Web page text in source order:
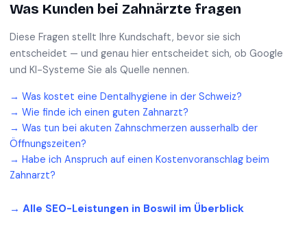
Was Kunden bei Zahnärzte fragen
Diese Fragen stellt Ihre Kundschaft, bevor sie sich
entscheidet — und genau hier entscheidet sich, ob Google
und KI-Systeme Sie als Quelle nennen.
→ Was kostet eine Dentalhygiene in der Schweiz?
→ Wie finde ich einen guten Zahnarzt?
→ Was tun bei akuten Zahnschmerzen ausserhalb der
Öffnungszeiten?
→ Habe ich Anspruch auf einen Kostenvoranschlag beim
Zahnarzt?
→ Alle SEO-Leistungen in Boswil im Überblick